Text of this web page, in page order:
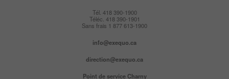
Tél. 418 390-1900
Téléc. 418 390-1901
Sans frais 1 877 613-1900
info@exequo.ca
direction@exequo.ca
Point de service Charny